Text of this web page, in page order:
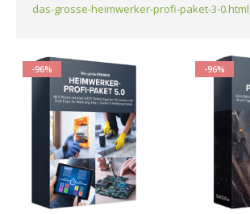
das-grosse-heimwerker-profi-paket-3-
-96% -96%